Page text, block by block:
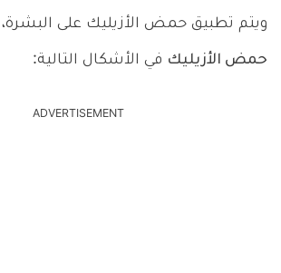
ويتم تطبيق حمض الأزيليك على البشرة،
حمض الأزيليك في الأشكال التالية:
ADVERTISEMENT